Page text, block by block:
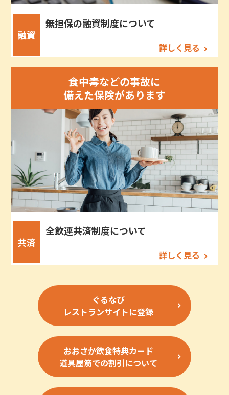
融資
無担保の融資制度について
詳しく見る
食中毒などの事故に
備えた保険があります
共済
全飲連共済制度について
詳しく見る
ぐるなび
レストランサイトに登録
おおさか飲食特典カード
道具屋筋での割引について